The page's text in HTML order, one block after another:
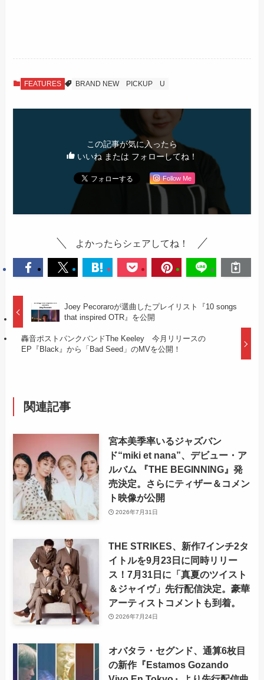
FEATURES BRAND NEW PICKUP U
この記事が気に入ったら
いいね または フォローしてね！
Follow Me
よかったらシェアしてね！
Joey Pecoraroが選曲したプレイリスト『10 songs
that inspired OTR』を公開
轟音ポストパンクバンドThe Keeley 今月リリースの
EP『Black』から「Bad Seed」のMVを公開！
関連記事
宮本美季率いるジャズバン
ド“miki et nana”、デビュー・ア
ルバム 『THE BEGINNING』発
売決定。さらにティザー＆コメン
ト映像が公開
2026年7月31日
THE STRIKES、新作7インチ2タ
イトルを9月23日に同時リリー
ス！7月31日に「真夏のツイスト
＆ジャイヴ」先行配信決定。豪華
アーティストコメントも到着。
2026年7月24日
オバタラ・セグンド、通算6枚目
の新作『Estamos Gozando